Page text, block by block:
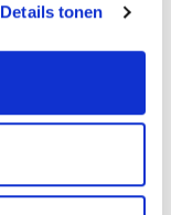
Details tonen